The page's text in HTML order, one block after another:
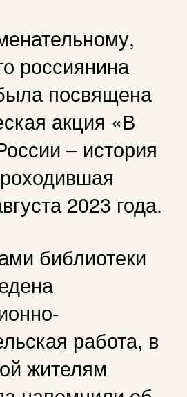
россиянина
посвящена
акция «В
– история
2023 года.
библиотеки
работа, в
жителям